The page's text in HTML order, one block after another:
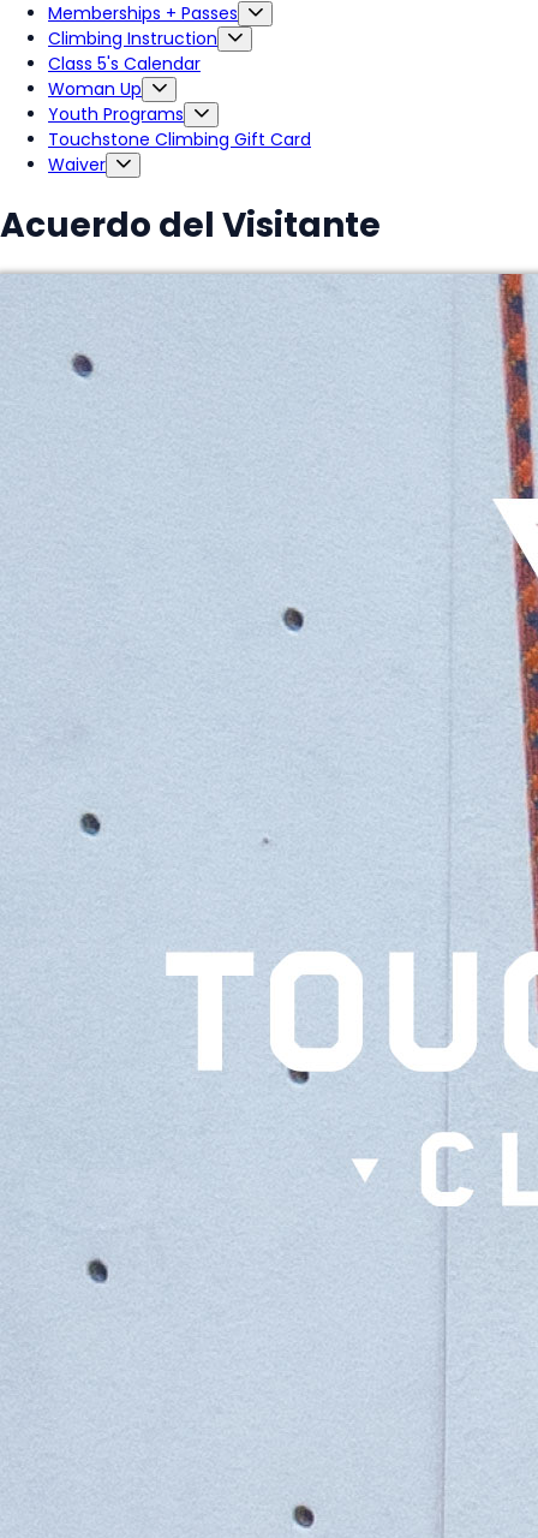
Memberships + Passes
Climbing Instruction
Class 5's Calendar
Woman Up
Youth Programs
Touchstone Climbing Gift Card
Waiver
Acuerdo del Visitante